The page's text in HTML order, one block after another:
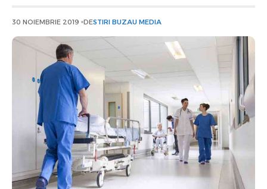
30 NOIEMBRIE 2019 DESTIRI BUZAU MEDIA